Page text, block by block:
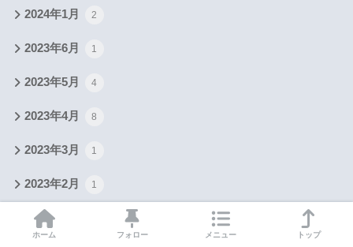
2024年1月 2
2023年6月 1
2023年5月 4
2023年4月 8
2023年3月 1
2023年2月 1
2022年12月
ホーム フォロー メニュー トップ